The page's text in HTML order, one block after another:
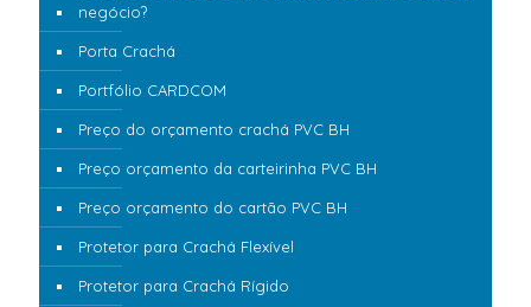
negócio?
Porta Crachá
Portfólio CARDCOM
Preço do orçamento crachá PVC BH
Preço orçamento da carteirinha PVC BH
Preço orçamento do cartão PVC BH
Protetor para Crachá Flexível
Protetor para Crachá Rígido